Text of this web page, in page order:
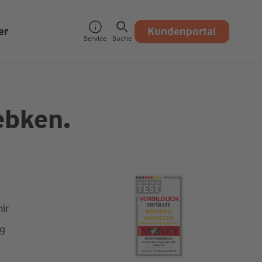
Service Suche Kundenportal